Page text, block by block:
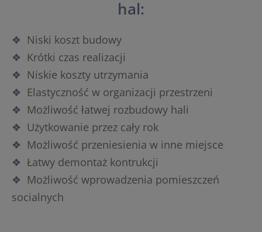
hal:
Niski koszt budowy
Krótki czas realizacji
Niskie koszty utrzymania
Elastyczność w organizacji przestrzeni
Możliwość łatwej rozbudowy hali
Użytkowanie przez cały rok
Możliwość przeniesienia w inne miejsce
Łatwy demontaż kontrukcji
Możliwość wprowadzenia pomieszczeń
socialnych